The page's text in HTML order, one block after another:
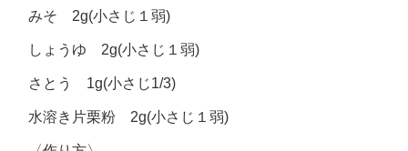
みそ 2g(小さじ１弱)
しょうゆ 2g(小さじ１弱)
さとう 1g(小さじ1/3)
水溶き片栗粉 2g(小さじ１弱)